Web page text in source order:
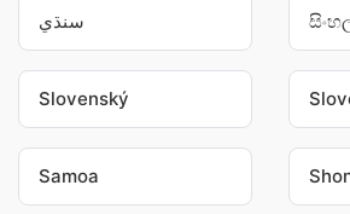
سنڌي
Slovenský
Samoa